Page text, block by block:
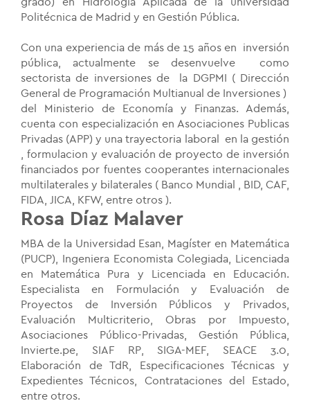
Politécnica de Madrid y en Gestión Pública.
Con una experiencia de más de 15 años en inversión
pública, actualmente se desenvuelve como
sectorista de inversiones de la DGPMI ( Dirección
General de Programación Multianual de Inversiones )
del Ministerio de Economía y Finanzas. Además,
cuenta con especialización en Asociaciones Publicas
Privadas (APP) y una trayectoria laboral en la gestión
, formulacion y evaluación de proyecto de inversión
financiados por fuentes cooperantes internacionales
multilaterales y bilaterales ( Banco Mundial , BID, CAF,
FIDA, JICA, KFW, entre otros ).
Rosa Díaz Malaver
MBA de la Universidad Esan, Magíster en Matemática
(PUCP), Ingeniera Economista Colegiada, Licenciada
en Matemática Pura y Licenciada en Educación.
Especialista en Formulación y Evaluación de
Proyectos de Inversión Públicos y Privados,
Evaluación Multicriterio, Obras por Impuesto,
Asociaciones Público-Privadas, Gestión Pública,
Invierte.pe, SIAF RP, SIGA-MEF, SEACE 3.0,
Elaboración de TdR, Especificaciones Técnicas y
Expedientes Técnicos, Contrataciones del Estado,
entre otros.